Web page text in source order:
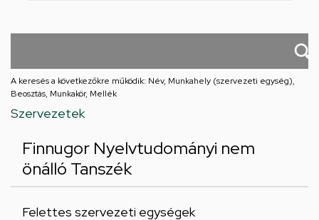
A keresés a következőkre működik: Név, Munkahely (szervezeti egység),
Beosztás, Munkakör, Mellék
Szervezetek
Finnugor Nyelvtudományi nem
önálló Tanszék
Felettes szervezeti egységek